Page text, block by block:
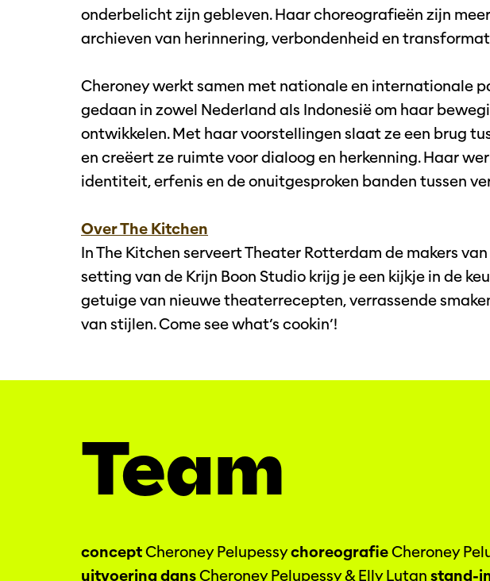
onderbelicht zijn gebleven. Haar choreografieën zijn
archieven van herinnering, verbondenheid en
Cheroney werkt samen met nationale en internationale
gedaan in zowel Nederland als Indonesië om haar
ontwikkelen. Met haar voorstellingen slaat ze een brug
en creëert ze ruimte voor dialoog en herkenning. Haar
identiteit, erfenis en de onuitgesproken banden tussen
Over The Kitchen
In The Kitchen serveert Theater Rotterdam de makers
setting van de Krijn Boon Studio krijg je een kijkje in de
getuige van nieuwe theaterrecepten, verrassende
van stijlen. Come see what’s cookin’!
Team
conceptCheroney PelupessychoreografieCheroney
uitvoering dansCheroney Pelupessy & Elly Lutan stand-